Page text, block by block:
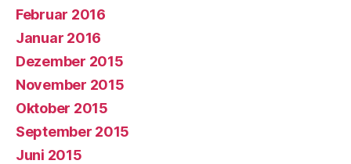
Februar 2016
Januar 2016
Dezember 2015
November 2015
Oktober 2015
September 2015
Juni 2015